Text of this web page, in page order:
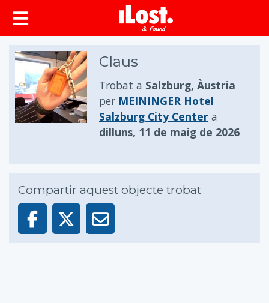
principal
Claus
Trobat a Salzburg, Àustria
per MEININGER Hotel
Salzburg City Center a
dilluns, 11 de maig de 2026
Compartir aquest objecte trobat